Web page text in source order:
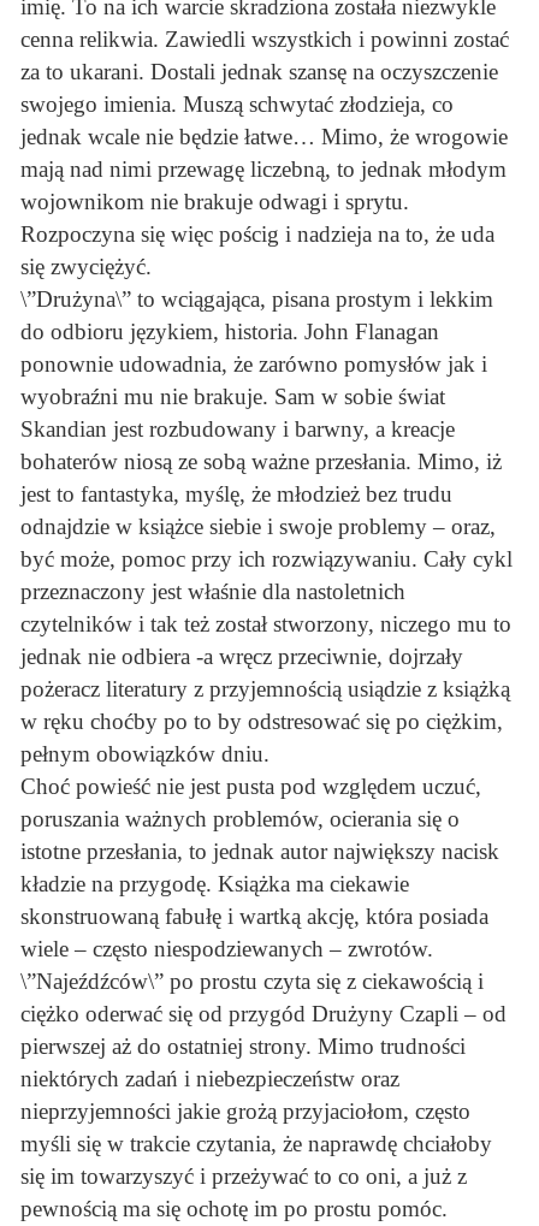
imię. To na ich warcie skradziona została niezwykle
cenna relikwia. Zawiedli wszystkich i powinni zostać
za to ukarani. Dostali jednak szansę na oczyszczenie
swojego imienia. Muszą schwytać złodzieja, co
jednak wcale nie będzie łatwe… Mimo, że wrogowie
mają nad nimi przewagę liczebną, to jednak młodym
wojownikom nie brakuje odwagi i sprytu.
Rozpoczyna się więc pościg i nadzieja na to, że uda
się zwyciężyć.
\”Drużyna\” to wciągająca, pisana prostym i lekkim
do odbioru językiem, historia. John Flanagan
ponownie udowadnia, że zarówno pomysłów jak i
wyobraźni mu nie brakuje. Sam w sobie świat
Skandian jest rozbudowany i barwny, a kreacje
bohaterów niosą ze sobą ważne przesłania. Mimo, iż
jest to fantastyka, myślę, że młodzież bez trudu
odnajdzie w książce siebie i swoje problemy – oraz,
być może, pomoc przy ich rozwiązywaniu. Cały cykl
przeznaczony jest właśnie dla nastoletnich
czytelników i tak też został stworzony, niczego mu to
jednak nie odbiera -a wręcz przeciwnie, dojrzały
pożeracz literatury z przyjemnością usiądzie z książką
w ręku choćby po to by odstresować się po ciężkim,
pełnym obowiązków dniu.
Choć powieść nie jest pusta pod względem uczuć,
poruszania ważnych problemów, ocierania się o
istotne przesłania, to jednak autor największy nacisk
kładzie na przygodę. Książka ma ciekawie
skonstruowaną fabułę i wartką akcję, która posiada
wiele – często niespodziewanych – zwrotów.
\”Najeźdźców\” po prostu czyta się z ciekawością i
ciężko oderwać się od przygód Drużyny Czapli – od
pierwszej aż do ostatniej strony. Mimo trudności
niektórych zadań i niebezpieczeństw oraz
nieprzyjemności jakie grożą przyjaciołom, często
myśli się w trakcie czytania, że naprawdę chciałoby
się im towarzyszyć i przeżywać to co oni, a już z
pewnością ma się ochotę im po prostu pomóc.